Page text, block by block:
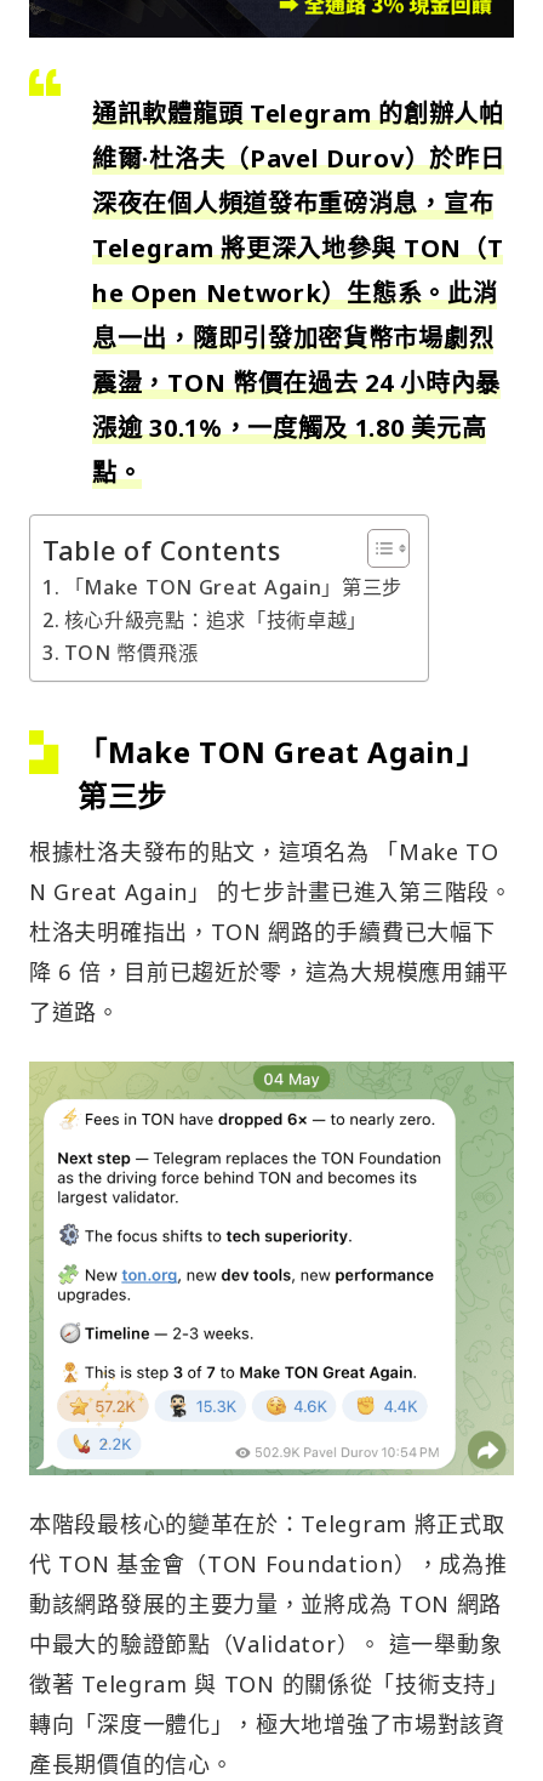
通訊軟體龍頭 Telegram 的創辦人帕
維爾·杜洛夫（Pavel Durov）於昨日
深夜在個人頻道發布重磅消息，宣布
Telegram 將更深入地參與 TON（T
he Open Network）生態系。此消
息一出，隨即引發加密貨幣市場劇烈
震盪，TON 幣價在過去 24 小時內暴
漲逾 30.1%，一度觸及 1.80 美元高
點。
Table of Contents
「Make TON Great Again」第三步
核心升級亮點：追求「技術卓越」
TON 幣價飛漲
「Make TON Great Again」
第三步
根據杜洛夫發布的貼文，這項名為 「Make TO
N Great Again」 的七步計畫已進入第三階段。
杜洛夫明確指出，TON 網路的手續費已大幅下
降 6 倍，目前已趨近於零，這為大規模應用鋪平
了道路。
本階段最核心的變革在於：Telegram 將正式取
代 TON 基金會（TON Foundation），成為推
動該網路發展的主要力量，並將成為 TON 網路
中最大的驗證節點（Validator）。 這一舉動象
徵著 Telegram 與 TON 的關係從「技術支持」
轉向「深度一體化」，極大地增強了市場對該資
產長期價值的信心。